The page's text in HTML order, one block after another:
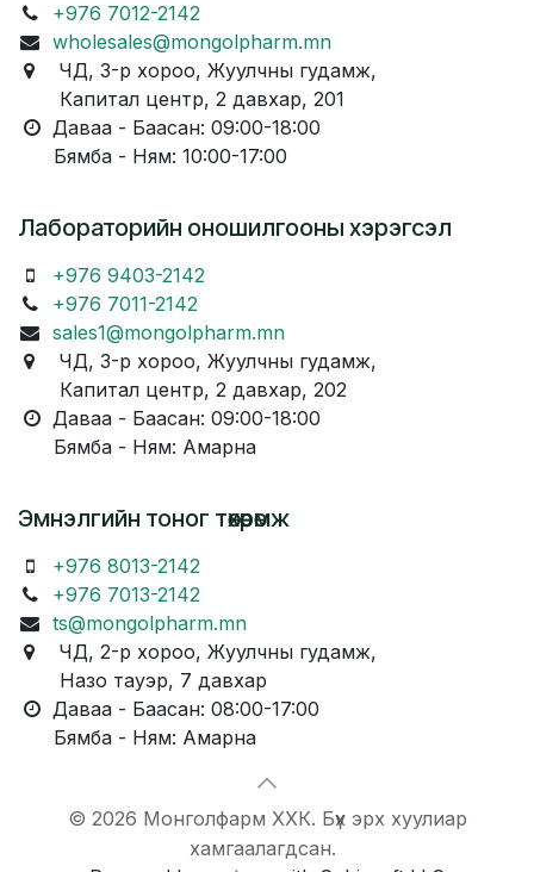
+976 7012-2142
wholesales@mongolpharm.mn
ЧД, 3-р хороо, Жуулчны гудамж,
Капитал центр, 2 давхар, 201
Даваа - Баасан: 09:00-18:00
Бямба - Ням: 10:00-17:00
Лабораторийн оношилгооны хэрэгсэл
+976 9403-2142
+976 7011-2142
sales1@mongolpharm.mn
ЧД, 3-р хороо, Жуулчны гудамж,
Капитал центр, 2 давхар, 202
Даваа - Баасан: 09:00-18:00
Бямба - Ням: Амарна
Эмнэлгийн тоног төхөөрөмж
+976 8013-2142
+976 7013-2142
ts@mongolpharm.mn
ЧД, 2-р хороо, Жуулчны гудамж,
Назо тауэр, 7 давхар
Даваа - Баасан: 08:00-17:00
Бямба - Ням: Амарна
© 2026 Монголфарм ХХК. Бүх эрх хуулиар
хамгаалагдсан.